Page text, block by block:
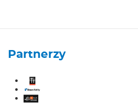
Partnerzy